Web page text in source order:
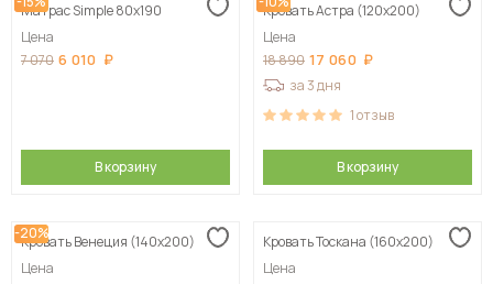
Сначала дорогие
Матрас Simple 80х190
Цена
7 070 6 010
В корзину
Кровать Астра (120х200)
Цена
18 890 17 060
за 3 дня
1отзыв
В корзину
-20%
Кровать Венеция (140х200)
Цена
Кровать Тоскана (160х200)
Цена